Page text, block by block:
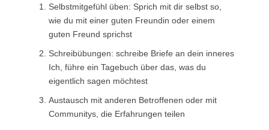
Selbstmitgefühl üben: Sprich mit dir selbst so,
wie du mit einer guten Freundin oder einem
guten Freund sprichst
Schreibübungen: schreibe Briefe an dein inneres
Ich, führe ein Tagebuch über das, was du
eigentlich sagen möchtest
Austausch mit anderen Betroffenen oder mit
Communitys, die Erfahrungen teilen